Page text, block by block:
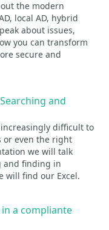
the modern
local AD, hybrid
about issues,
you can transform
secure and
and
difficult to
or even the right
we will talk
and finding in
will find our Excel.
a compliante